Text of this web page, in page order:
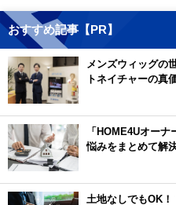
おすすめ記事【PR】
メンズウィッグの
トネイチャーの真
「HOME4Uオー
悩みをまとめて解
土地なしでもOK